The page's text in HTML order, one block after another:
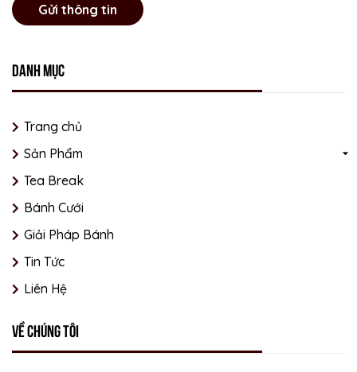
Gửi thông tin
Danh mục
Trang chủ
Sản Phẩm
Tea Break
Bánh Cưới
Giải Pháp Bánh
Tin Tức
Liên Hệ
Về chúng tôi